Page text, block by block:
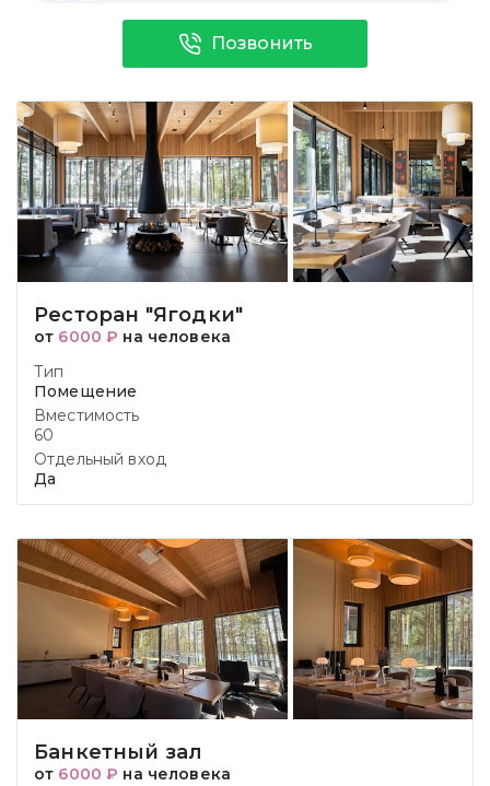
Позвонить
Ресторан "Ягодки"
от 6000 ₽ на человека
Тип
Помещение
Вместимость
60
Отдельный вход
Да
Банкетный зал
от 6000 ₽ на человека